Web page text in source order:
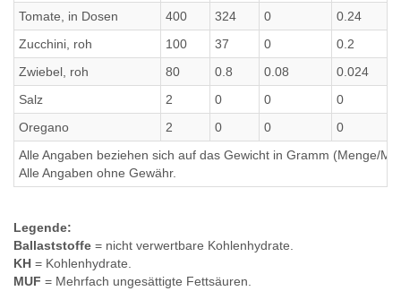
Tomate, in Dosen
400 324 0 0.24
Zucchini, roh
100 37 0 0.2
Zwiebel, roh
80 0.8 0.08 0.024
Salz
2 0 0 0
Oregano
2 0 0 0
Alle Angaben beziehen sich auf das Gewicht in Gramm (Menge/
Alle Angaben ohne Gewähr.
Legende:
Ballaststoffe = nicht verwertbare Kohlenhydrate.
KH = Kohlenhydrate.
MUF = Mehrfach ungesättigte Fettsäuren.